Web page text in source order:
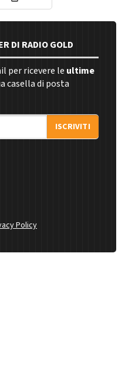
DI RADIO GOLD
per ricevere le ultime
casella di posta
ISCRIVITI
Policy